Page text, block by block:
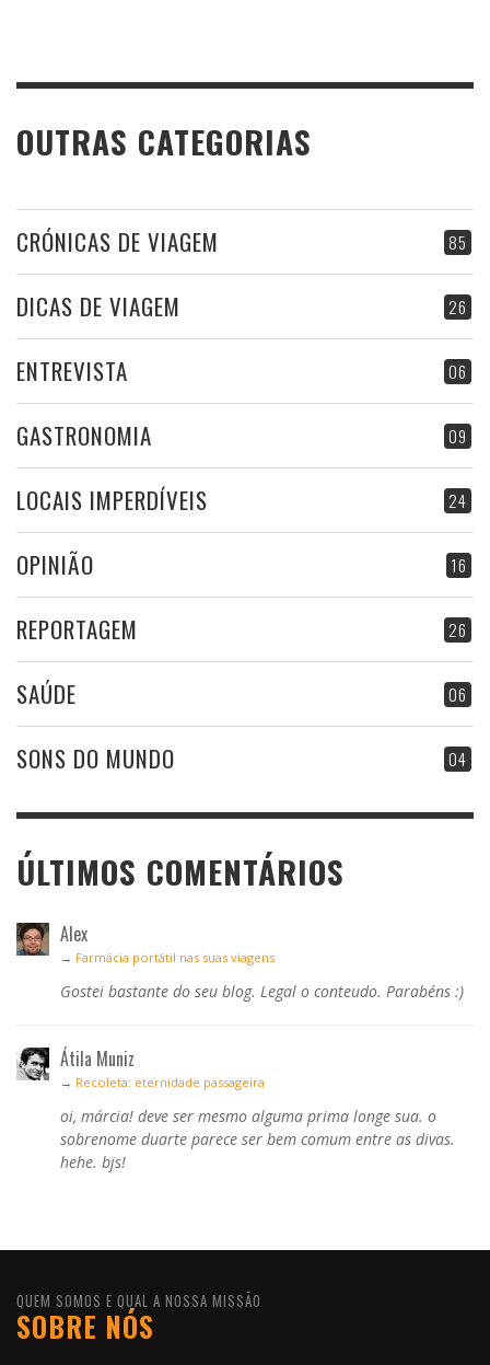
OUTRAS CATEGORIAS
85
CRÓNICAS DE VIAGEM
26
DICAS DE VIAGEM
06
ENTREVISTA
09
GASTRONOMIA
24
LOCAIS IMPERDÍVEIS
16
OPINIÃO
26
REPORTAGEM
06
SAÚDE
04
SONS DO MUNDO
ÚLTIMOS COMENTÁRIOS
Alex
→ Farmácia portátil nas suas viagens
Gostei bastante do seu blog. Legal o conteudo. Parabéns :)
Átila Muniz
→ Recoleta: eternidade passageira
oi, márcia! deve ser mesmo alguma prima longe sua. o
sobrenome duarte parece ser bem comum entre as divas.
hehe. bjs!
QUEM SOMOS E QUAL A NOSSA MISSÃO
SOBRE NÓS